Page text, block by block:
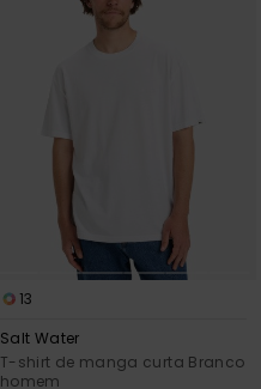
13
Salt Water
T-shirt de manga curta Branco
homem